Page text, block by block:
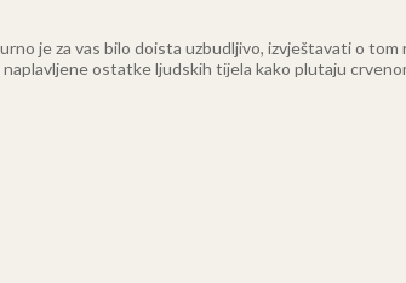
je za vas bilo doista uzbudljivo, izvještavati o
ostatke ljudskih tijela kako plutaju